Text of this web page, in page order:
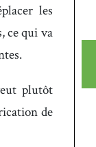
les
ce qui va
plutôt
de